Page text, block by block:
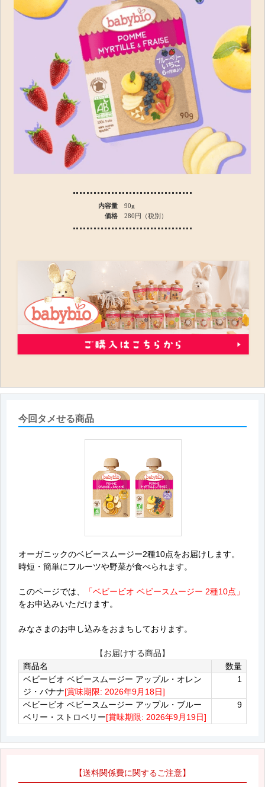
内容量
90g
価格
280円（税別）
今回タメせる商品
オーガニックのベビースムージー2種10点をお届けします。
時短・簡単にフルーツや野菜が食べられます。
このページでは、
「ベビービオ ベビースムージー 2種10点」
をお申込みいただけます。
みなさまのお申し込みをおまちしております。
【お届けする商品】
商品名
数量
ベビービオ ベビースムージー アップル・オレン
ジ・バナナ[賞味期限: 2026年9月18日]
1
ベビービオ ベビースムージー アップル・ブルー
ベリー・ストロベリー[賞味期限: 2026年9月19日]
9
【送料関係費に関するご注意】